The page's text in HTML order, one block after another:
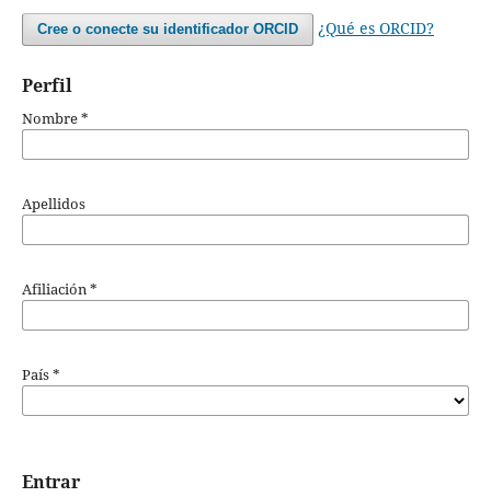
Cree o conecte su identificador ORCID ¿Qué es ORCID?
Perfil
Nombre*
Apellidos
Afiliación*
País*
Entrar